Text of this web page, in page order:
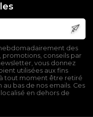
des
promotions, conseils par
vous donnez
utilisées aux fins
tout moment être retiré
bas de nos emails. Ces
en dehors de